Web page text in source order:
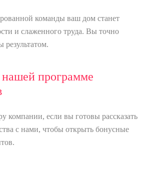
команды ваш дом станет
и слаженного труда. Вы точно
результатом.
нашей программе
компании, если вы готовы рассказать
с нами, чтобы открыть бонусные